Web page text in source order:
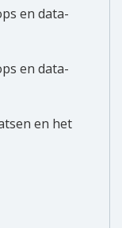
en data-
en data-
en het